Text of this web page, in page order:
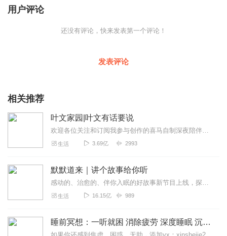
用户评论
还没有评论，快来发表第一个评论！
发表评论
相关推荐
叶文家园|叶文有话要说
欢迎各位关注和订阅我参与创作的喜马自制深夜陪伴谈话栏目《听你说·百态人声》【听你说·百态人声】每晚直播连线真实人间故事|叶文现场互动中|人间冷暖，抱团取暖每周...
生活 3.69亿 2993
默默道来｜讲个故事给你听
感动的、治愈的、伴你入眠的好故事新节目上线，探索现实世界的无尽魅力，追求对生活的真实记录《听见人间真相》（点击名称，直达专辑）网易人间故事集持续更新中，邀您关注...
生活 16.15亿 989
睡前冥想：一听就困 消除疲劳 深度睡眠 沉浸体验